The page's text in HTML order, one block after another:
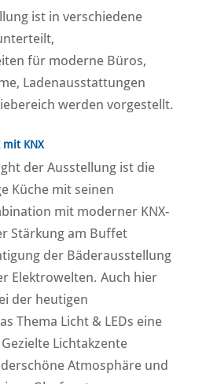
ist in verschiedene
für moderne Büros,
Ladenausstattungen
werden vorgestellt.
KNX
der Ausstellung ist die
Küche mit seinen
mit moderner KNX-
Stärkung am Buffet
der Bäderausstellung
Elektrowelten. Auch hier
der heutigen
Thema Licht & LEDs eine
Lichtakzente
Atmosphäre und